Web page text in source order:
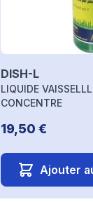
DISH-L
LIQUIDE
CONCENTRE
19,50 €
Ajouter